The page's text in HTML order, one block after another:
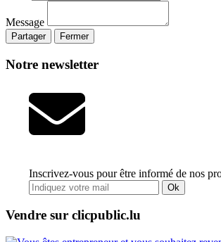
Message
Partager Fermer
Notre newsletter
Inscrivez-vous pour être informé de nos
Ok
Vendre sur clicpublic.lu